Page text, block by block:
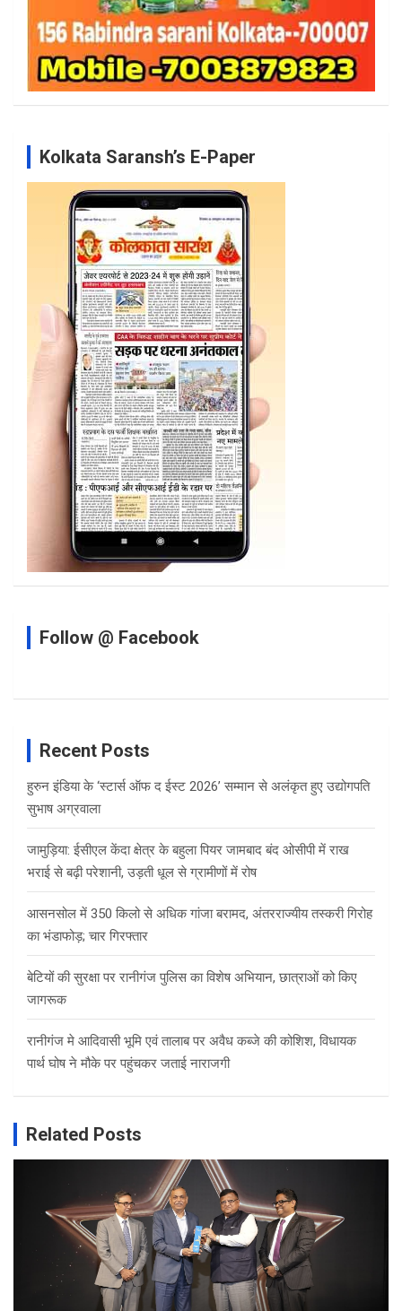
Kolkata Saransh’s E-Paper
Follow @ Facebook
Recent Posts
हुरुन इंडिया के ‘स्टार्स ऑफ द ईस्ट 2026’ सम्मान से अलंकृत हुए उद्योगपति
सुभाष अग्रवाला
जामुड़िया: ईसीएल केंदा क्षेत्र के बहुला पियर जामबाद बंद ओसीपी में राख
भराई से बढ़ी परेशानी, उड़ती धूल से ग्रामीणों में रोष
आसनसोल में 350 किलो से अधिक गांजा बरामद, अंतरराज्यीय तस्करी गिरोह
का भंडाफोड़; चार गिरफ्तार
बेटियों की सुरक्षा पर रानीगंज पुलिस का विशेष अभियान, छात्राओं को किए
जागरूक
रानीगंज मे आदिवासी भूमि एवं तालाब पर अवैध कब्जे की कोशिश, विधायक
पार्थ घोष ने मौके पर पहुंचकर जताई नाराजगी
Related Posts